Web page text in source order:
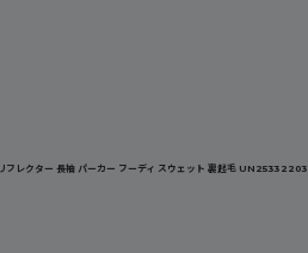
フレクター 長袖 パーカー フーディ スウェット 裏起毛 UN25332203